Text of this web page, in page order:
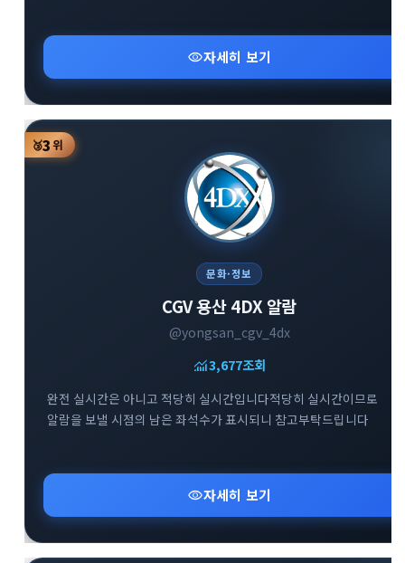
visibility자세히 보기
🥉3위
문화·정보
CGV 용산 4DX 알람
@yongsan_cgv_4dx
monitoring3,677조회
완전 실시간은 아니고 적당히 실시간입니다적당히 실시간이므로
알람을 보낼 시점의 남은 좌석수가 표시되니 참고부탁드립니다
visibility자세히 보기